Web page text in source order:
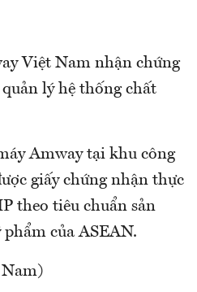
Việt Nam nhận chứng
lý hệ thống chất
Amway tại khu công
giấy chứng nhận thực
theo tiêu chuẩn sản
của ASEAN.